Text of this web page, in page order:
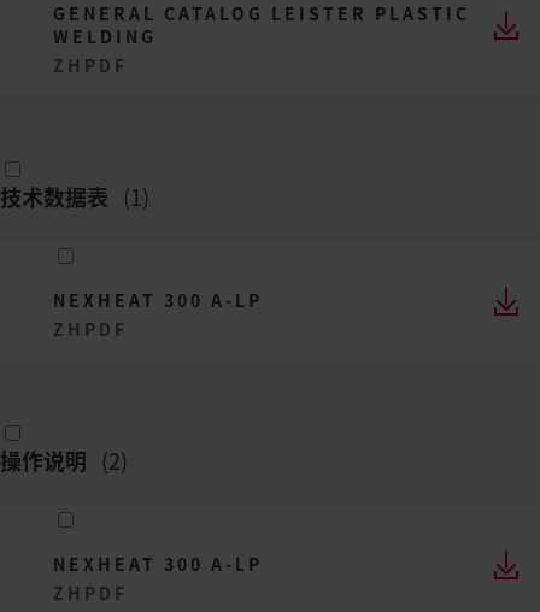
GENERAL CATALOG LEISTER PLASTIC
WELDING
ZH PDF
技术数据表 (1)
NEXHEAT 300 A-LP
ZH PDF
操作说明 (2)
NEXHEAT 300 A-LP
ZH PDF